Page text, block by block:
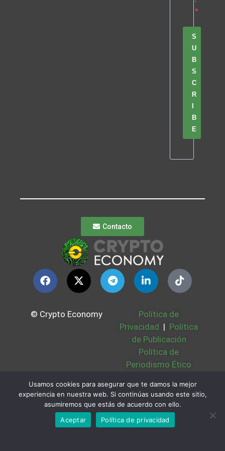
S
U
B
S
C
R
B
E
Contacto
© Crypto Economy
Política de
Privacidad | Política
de Publicación
Política de
Periodismo Ético
Bases Legales |
Partners | Sobre
Nosotros
Usamos cookies para asegurar que te damos la mejor
experiencia en nuestra web. Si continúas usando este sitio,
asumiremos que estás de acuerdo con ello.
Aceptar
Política de privacidad